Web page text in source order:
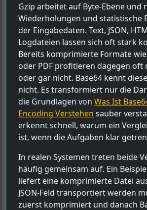
Gzip arbeitet auf Byte-Ebene und
Wiederholungen und statistische
der Eingabedaten. Text, JSON,
Logdateien lassen sich oft stark
Bereits komprimierte Formate wie
oder PDF profitieren dagegen oft
oder gar nicht. Base64 kennt
nicht. Es transformiert nur die
die Grundlagen von Was Ist
Encoding Verstehen sauber
erkennt schnell, warum ein
ist, wenn die Aufgaben klar
In realen Systemen treten beide
häufig gemeinsam auf. Ein
liefert eine komprimierte Datei
JSON-Feld transportiert werden
zuerst komprimiert und danach